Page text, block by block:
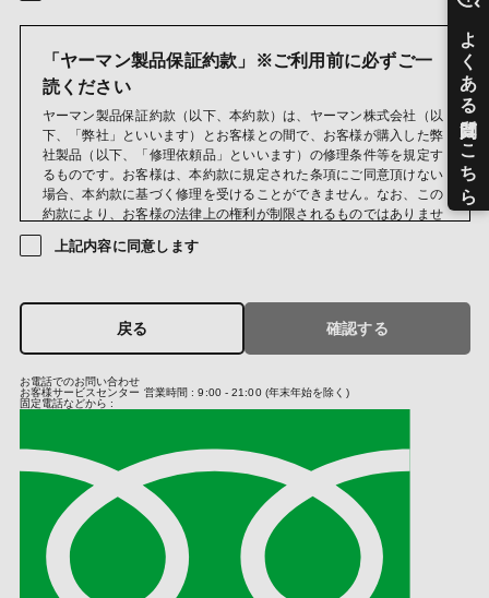
お問い合わせおよびお申し出への対応および必要事項の連絡な
どのため
メールマガジン送信のため
当社のサービスのご案内、サポート情報の提供のため
サービス利用状況に応じた広告表示のため
成果確認のため
当社におけるサービス向上のため
クレジットカードの不正利用検知・防止のため
(第三者への提供)
当社は、クレジットカード決済において、3Dセキュア2.0に対応
し、クレジットカードの不正利用対策を行っております。そのた
が行う不正利用検知・防止のために、お客さまが利用されているカ
ード発行会社及び決済代行会社へ提供させていただきます。
す。当社では、お客様から収集した情報からは、ご利用のカード発
行会社及び当該会社が所在する国を特定することができないため、
以下の個人情報保護措置に関する情報を把握して、ご提供すること
はできません。
・提供先が所在する外国の名称
・当該国の個人情報保護の制度
・カード発行会社の個人情報保護の措置
「ヤーマン製品保証約款」※ご利用前に必ずご一
読ください
ヤーマン製品保証約款（以下、本約款）は、ヤーマン株式会社（以
下、「弊社」といいます）とお客様との間で、お客様が購入した弊
社製品（以下、「修理依頼品」といいます）の修理条件等を規定す
るものです。お客様は、本約款に規定された条項にご同意頂けない
場合、本約款に基づく修理を受けることができません。なお、この
約款により、お客様の法律上の権利が制限されるものではありませ
は不具合が発生した場合、本約款の定めに従い、弊社修理サービス
部門が対応するものとします。
第２条（保証期間）
保証期間は、お客様が修理依頼品を購入した日（以下、「お買い上
いたしません。ただし、お客様が弊社又は弊社の正規販売店が主催
するイベントやキャンペーン等を通して弊社製品を取得した場合、
当該取得した日から保証期間を起算するものとします。なお、本約
款において、正規販売店とは、弊社と取引のある法人又は弊社と取
引のある仲卸業者等の法人から弊社製品を購入した法人もしくは販
売店（転売を行う個人は除く）をいうものとします（いずれも弊社
の認めるものに限ります）。正規販売店以外の者が主催するイベン
上記内容に同意します
戻る 確認する
お電話でのお問い合わせ
お客様サービスセンター 営業時間 : 9:00 - 21:00 (年末年始を除く)
固定電話などから :